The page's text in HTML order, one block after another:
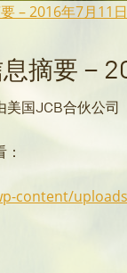
– 2016年7月11日
摘要 –
美国JCB合伙公司
content/